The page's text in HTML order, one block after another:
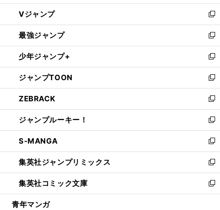
ウ
ィ
ン
ド
ウ
で
開
く
し
い
ウ
ィ
ン
ド
ウ
で
開
く
Vジャンプ
新
し
い
ウ
ィ
ン
ド
ウ
で
開
く
最強ジャンプ
新
し
い
ウ
ィ
ン
ド
ウ
で
開
く
少年ジャンプ+
新
し
い
ウ
ィ
ン
ド
ウ
で
開
く
ジャンプTOON
新
し
い
ウ
ィ
ン
ド
ウ
で
開
く
ZEBRACK
新
し
い
ウ
ィ
ン
ド
ウ
で
開
ジャンプルーキー！
新
し
い
ウ
ィ
ン
ド
ウ
S-MANGA
新
し
い
ウ
ィ
ン
集英社ジャンプリミックス
新
し
い
ウ
集英社コミック文庫
新
し
青年マンガ